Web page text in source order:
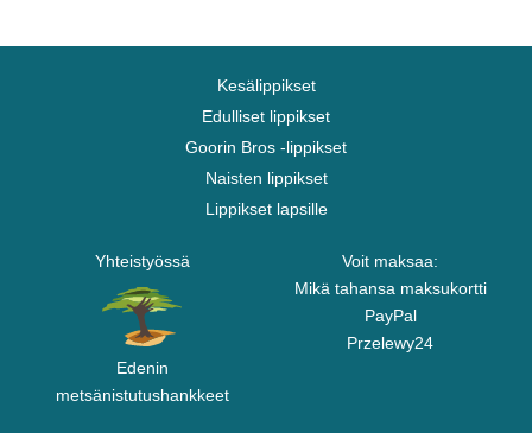
Kesälippikset
Edulliset lippikset
Goorin Bros -lippikset
Naisten lippikset
Lippikset lapsille
Yhteistyössä
Edenin
metsänistutushankkeet
Voit maksaa:
Mikä tahansa maksukortti
PayPal
Przelewy24